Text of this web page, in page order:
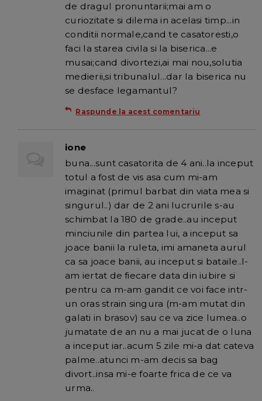
de dragul pronuntarii;mai am o
curiozitate si dilema in acelasi timp...in
conditii normale,cand te casatoresti,o
faci la starea civila si la biserica...e
musai;cand divortezi,ai mai nou,solutia
medierii,si tribunalul...dar la biserica nu
se desface legamantul?
Raspunde la acest comentariu
ione
buna...sunt casatorita de 4 ani..la inceput
totul a fost de vis asa cum mi-am
imaginat (primul barbat din viata mea si
singurul..) dar de 2 ani lucrurile s-au
schimbat la 180 de grade..au inceput
minciunile din partea lui, a inceput sa
joace banii la ruleta, imi amaneta aurul
ca sa joace banii, au inceput si bataile..l-
am iertat de fiecare data din iubire si
pentru ca m-am gandit ce voi face intr-
un oras strain singura (m-am mutat din
galati in brasov) sau ce va zice lumea..o
jumatate de an nu a mai jucat de o luna
a inceput iar..acum 5 zile mi-a dat cateva
palme..atunci m-am decis sa bag
divort..insa mi-e foarte frica de ce va
urma..